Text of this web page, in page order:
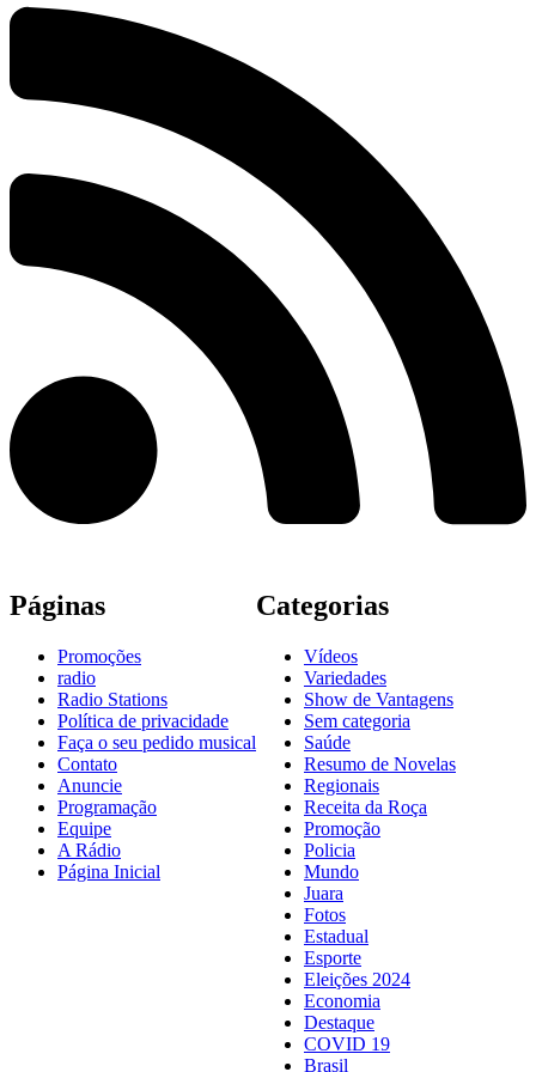
Páginas
Promoções
radio
Radio Stations
Política de privacidade
Faça o seu pedido musical
Contato
Anuncie
Programação
Equipe
A Rádio
Página Inicial
Categorias
Vídeos
Variedades
Show de Vantagens
Sem categoria
Saúde
Resumo de Novelas
Regionais
Receita da Roça
Promoção
Policia
Mundo
Juara
Fotos
Estadual
Esporte
Eleições 2024
Economia
Destaque
COVID 19
Brasil